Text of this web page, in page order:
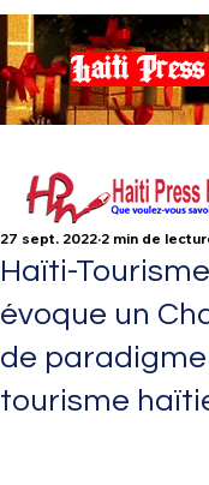
Haiti
Haïti-
évoque un
de
tourisme
27 sept. 2022 2 min de